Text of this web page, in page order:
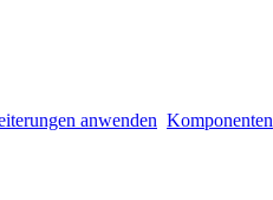
anwenden Komponenten